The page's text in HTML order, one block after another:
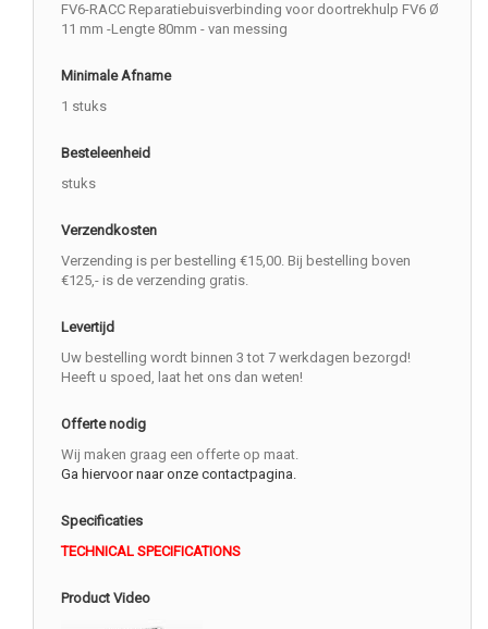
FV6-RACC Reparatiebuisverbinding voor doortrekhulp FV6 Ø
11 mm -Lengte 80mm - van messing
Minimale Afname
1 stuks
Besteleenheid
stuks
Verzendkosten
Verzending is per bestelling €15,00. Bij bestelling boven
€125,- is de verzending gratis.
Levertijd
Uw bestelling wordt binnen 3 tot 7 werkdagen bezorgd!
Heeft u spoed, laat het ons dan weten!
Offerte nodig
Wij maken graag een offerte op maat.
Ga hiervoor naar onze contactpagina.
Specificaties
TECHNICAL SPECIFICATIONS
Product Video